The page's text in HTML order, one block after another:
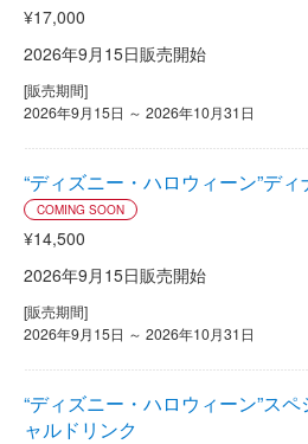
¥17,000
2026年9月15日販売開始
[販売期間]
2026年9月15日 ～ 2026年10月31日
“ディズニー・ハロウィーン”ディ
COMING SOON
¥14,500
2026年9月15日販売開始
[販売期間]
2026年9月15日 ～ 2026年10月31日
“ディズニー・ハロウィーン”スペ
ャルドリンク